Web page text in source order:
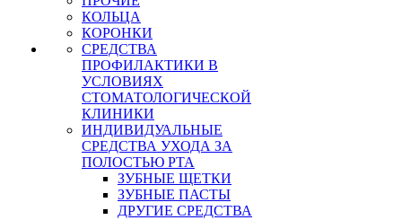
КОЛЬЦА
КОРОНКИ
СРЕДСТВА
ПРОФИЛАКТИКИ В
УСЛОВИЯХ
СТОМАТОЛОГИЧЕСКОЙ
КЛИНИКИ
ИНДИВИДУАЛЬНЫЕ
СРЕДСТВА УХОДА ЗА
ПОЛОСТЬЮ РТА
ЗУБНЫЕ ЩЕТКИ
ЗУБНЫЕ ПАСТЫ
ДРУГИЕ СРЕДСТВА